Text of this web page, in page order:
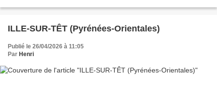
ILLE-SUR-TÊT (Pyrénées-Orientales)
Publié le 26/04/2026 à 11:05
Par Henri